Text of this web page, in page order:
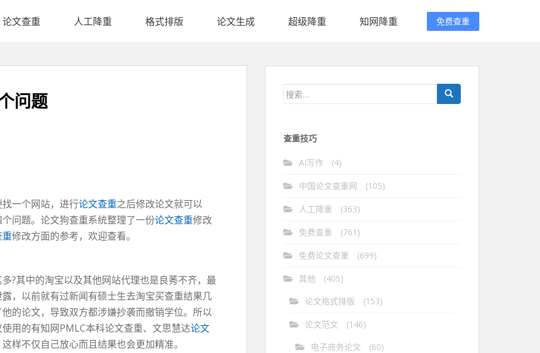
论文查重 人工降重 格式排版 论文生成 超级降重 知网降重 免费查重
问题
一个网站，进行论文查重之后修改论文就可以
问题。论文狗查重系统整理了一份论文查重修改
重修改方面的参考，欢迎查看。
?其中的淘宝以及其他网站代理也是良莠不齐，最
，以前就有过新闻有硕士生去淘宝买查重结果几
的论文，导致双方都涉嫌抄袭而撤销学位。所以
用的有知网PMLC本科论文查重、文思慧达论文
样不仅自己放心而且结果也会更加精准。
搜
查重技巧
AI写作 (4)
中国论文查重网 (105)
人工降重 (363)
免费查重 (761)
免费论文查重 (699)
其他
(405)
论文格式排版
(153)
论文范文
(146)
电子商务论文
(60)